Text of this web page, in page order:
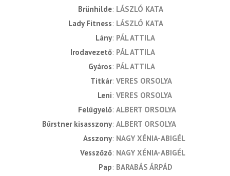
Brünhilde LÁSZLÓ KATA
Lady Fitness LÁSZLÓ KATA
Lány PÁL ATTILA
Irodavezető PÁL ATTILA
Gyáros PÁL ATTILA
Titkár VERES ORSOLYA
Leni VERES ORSOLYA
Felügyelő ALBERT ORSOLYA
Bürstner kisasszony ALBERT ORSOLYA
Asszony NAGY XÉNIA-ABIGÉL
Vesszőző NAGY XÉNIA-ABIGÉL
Pap BARABÁS ÁRPÁD